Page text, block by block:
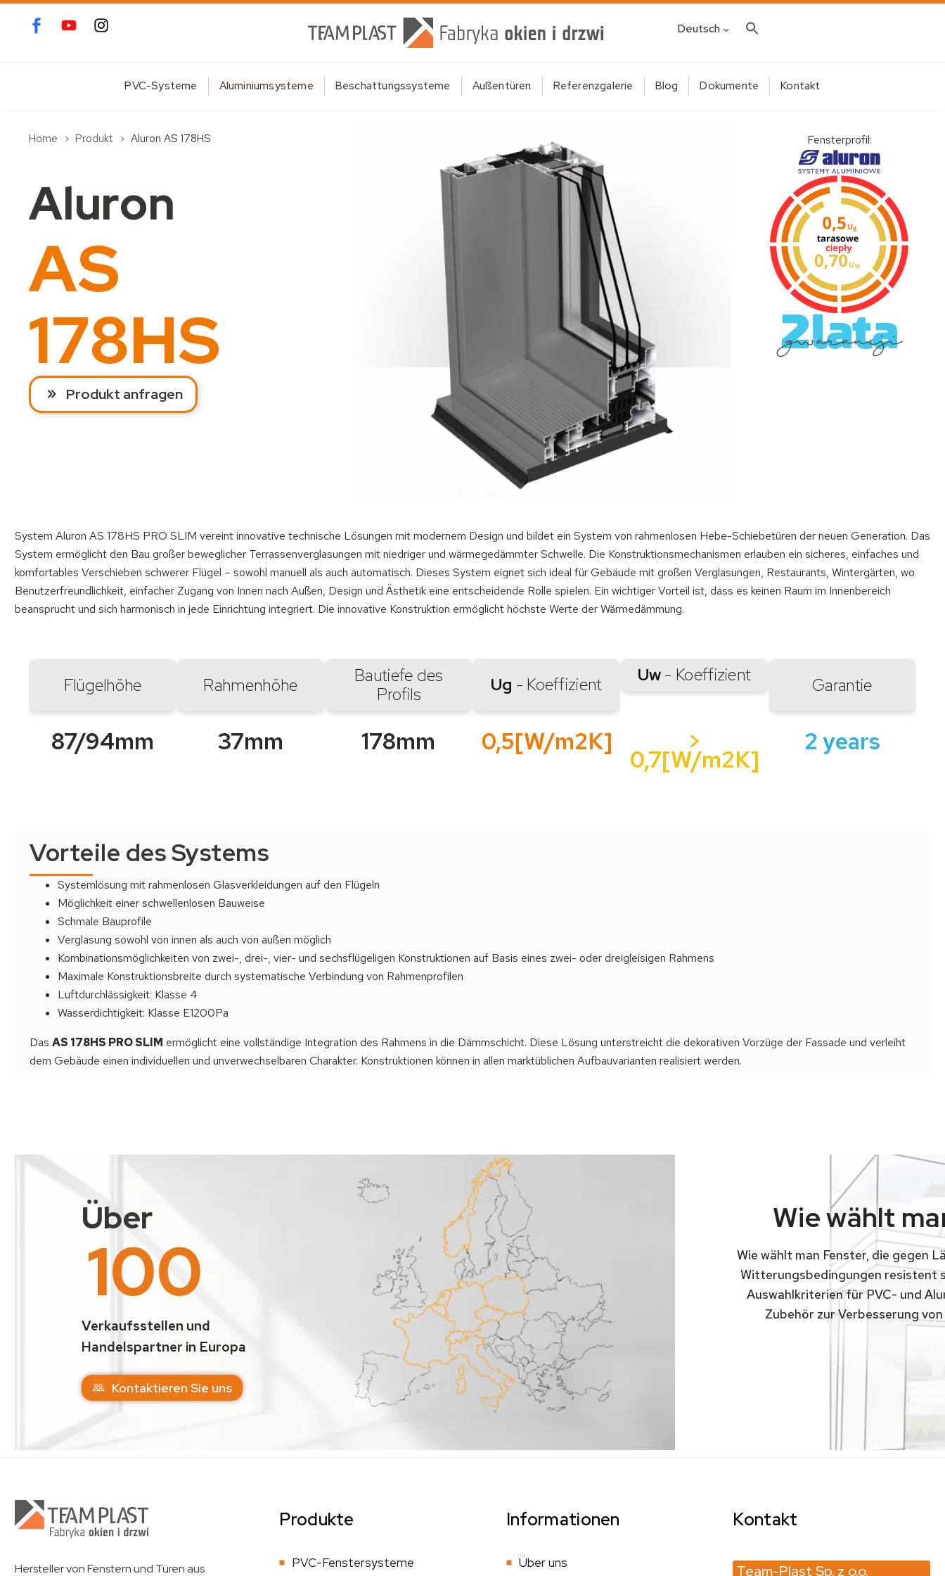
Deutsch
PVC-Systeme Aluminiumsysteme Beschattungssysteme Außentüren Referenzgalerie Blog Dokumente Kontakt
Home Produkt Aluron AS 178HS
Aluron
AS
178HS
Produkt anfragen
Fensterprofil:
System Aluron AS 178HS PRO SLIM vereint innovative technische Lösungen mit modernem Design und bildet ein System von rahmenlosen Hebe-Schiebetüren der neuen Generation. Das
System ermöglicht den Bau großer beweglicher Terrassenverglasungen mit niedriger und wärmegedämmter Schwelle. Die Konstruktionsmechanismen erlauben ein sicheres, einfaches und
komfortables Verschieben schwerer Flügel – sowohl manuell als auch automatisch. Dieses System eignet sich ideal für Gebäude mit großen Verglasungen, Restaurants, Wintergärten, wo
Benutzerfreundlichkeit, einfacher Zugang von Innen nach Außen, Design und Ästhetik eine entscheidende Rolle spielen. Ein wichtiger Vorteil ist, dass es keinen Raum im Innenbereich
beansprucht und sich harmonisch in jede Einrichtung integriert. Die innovative Konstruktion ermöglicht höchste Werte der Wärmedämmung.
Flügelhöhe
87/94mm
Rahmenhöhe
37mm
Bautiefe des
Profils
178mm
Ug - Koeffizient
0,5[W/m2K]
Uw - Koeffizient
>
0,7[W/m2K]
Garantie
2 years
Vorteile des Systems
Systemlösung mit rahmenlosen Glasverkleidungen auf den Flügeln
Möglichkeit einer schwellenlosen Bauweise
Schmale Bauprofile
Verglasung sowohl von innen als auch von außen möglich
Kombinationsmöglichkeiten von zwei-, drei-, vier- und sechsflügeligen Konstruktionen auf Basis eines zwei- oder dreigleisigen Rahmens
Maximale Konstruktionsbreite durch systematische Verbindung von Rahmenprofilen
Luftdurchlässigkeit: Klasse 4
Wasserdichtigkeit: Klasse E1200Pa
Das AS 178HS PRO SLIM ermöglicht eine vollständige Integration des Rahmens in die Dämmschicht. Diese Lösung unterstreicht die dekorativen Vorzüge der Fassade und verleiht
dem Gebäude einen individuellen und unverwechselbaren Charakter. Konstruktionen können in allen marktüblichen Aufbauvarianten realisiert werden.
Über
100
Verkaufsstellen und
Handelspartner in Europa
Kontaktieren Sie uns
Wie wählt
Wie wählt man Fenster, die gegen
Witterungsbedingungen resistent
Auswahlkriterien für PVC- und
Zubehör zur Verbesserung
Hersteller von Fenstern und Türen aus
Produkte
PVC-Fenstersysteme
Informationen
Über uns
Kontakt
Team-Plast Sp. z o.o.